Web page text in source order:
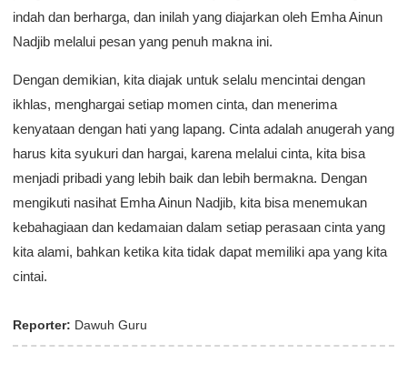
indah dan berharga, dan inilah yang diajarkan oleh Emha Ainun
Nadjib melalui pesan yang penuh makna ini.
Dengan demikian, kita diajak untuk selalu mencintai dengan
ikhlas, menghargai setiap momen cinta, dan menerima
kenyataan dengan hati yang lapang. Cinta adalah anugerah yang
harus kita syukuri dan hargai, karena melalui cinta, kita bisa
menjadi pribadi yang lebih baik dan lebih bermakna. Dengan
mengikuti nasihat Emha Ainun Nadjib, kita bisa menemukan
kebahagiaan dan kedamaian dalam setiap perasaan cinta yang
kita alami, bahkan ketika kita tidak dapat memiliki apa yang kita
cintai.
Reporter: Dawuh Guru